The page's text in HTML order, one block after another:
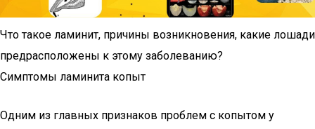
Что такое ламинит, причины возникновения, какие лошади
предрасположены к этому заболеванию?
Симптомы ламинита копыт
Одним из главных признаков проблем с копытом у